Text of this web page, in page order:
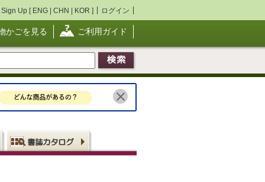
Sign Up [ ENG | CHN | KOR ] ログイン
かごを見る ご利用ガイド